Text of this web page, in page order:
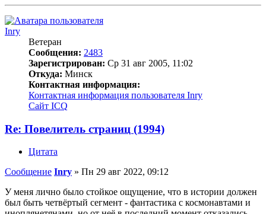
Inry
Ветеран
Сообщения: 2483
Зарегистрирован: Ср 31 авг 2005, 11:02
Откуда: Минск
Контактная информация:
Контактная информация пользователя Inry
Сайт ICQ
Re: Повелитель страниц (1994)
Цитата
Сообщение Inry » Пн 29 авг 2022, 09:12
У меня лично было стойкое ощущение, что в истории должен
был быть четвёртый сегмент - фантастика с космонавтами и